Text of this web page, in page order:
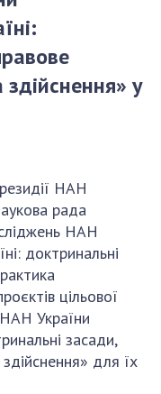
наук
наук
у
НАН
рада
НАН
доктринальні
цільової
України
засади,
для їх